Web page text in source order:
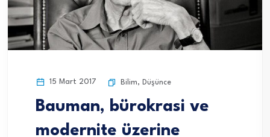
15 Mart 2017 Bilim, Düşünce
Bauman, bürokrasi ve
modernite üzerine